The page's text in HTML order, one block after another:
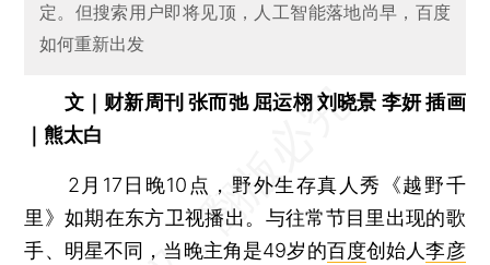
定。但搜索用户即将见顶，人工智能落地尚早，百度
如何重新出发
文｜财新周刊 张而弛 屈运栩 刘晓景 李妍 插画
｜熊太白
2月17日晚10点，野外生存真人秀《越野千
里》如期在东方卫视播出。与往常节目里出现的歌
手、明星不同，当晚主角是49岁的百度创始人李彦